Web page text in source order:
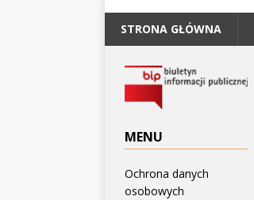
STRONA GŁÓWNA
MENU
Ochrona danych
osobowych